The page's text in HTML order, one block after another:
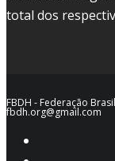
total dos
FBDH - Federação
fbdh.org@gmail.com